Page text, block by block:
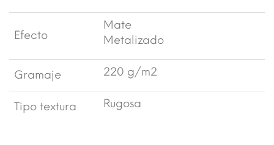
Efecto
Mate
Metalizado
Gramaje 220 g/m2
Tipo textura Rugosa